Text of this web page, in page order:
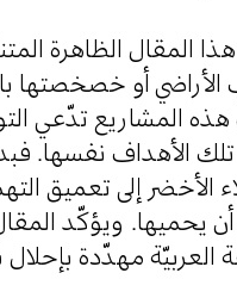
المقال الظاهرة
أو خصخصتها
الأهداف نفسها.
الأخضر إلى تعميق
يحميها. ويؤكّد
العربيّة مهدّدة